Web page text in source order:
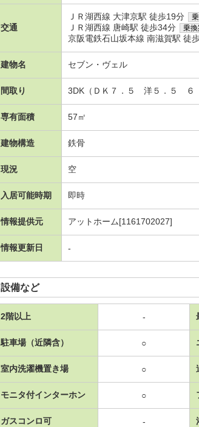
交通
ＪＲ湖西線 大津京駅 徒歩19分
ＪＲ湖西線 唐崎駅 徒歩34分 乗換
京阪電鉄石山坂本線 南滋賀駅 徒
建物名 セブン・ヴェル
間取り 3DK（ＤＫ７．５ 洋５．５ ６
専有面積 57㎡
建物構造 鉄骨
現況 空
入居可能時期 即時
情報提供元 アットホーム[1161702027]
情報更新日 -
設備など
2階以上 -
駐車場（近隣含） ○
室内洗濯機置き場 ○
モニタ付インターホン ○
ガスコンロ可 -